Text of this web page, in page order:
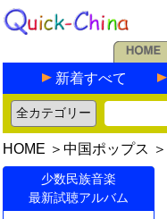
新着すべて
HOME ＞ 中国ポップス ＞
少数民族音楽
最新試聴アルバム